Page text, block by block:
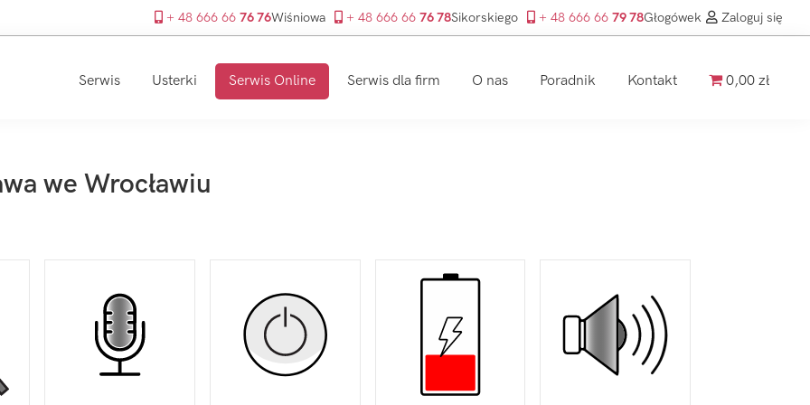
+ 48 666 66 76 76Wiśniowa + 48 666 66 76 78Sikorskiego + 48 666 66 79 78Głogówek Zaloguj się
Serwis Usterki Serwis Online Serwis dla firm O nas Poradnik Kontakt 0,00 zł
we Wrocławiu